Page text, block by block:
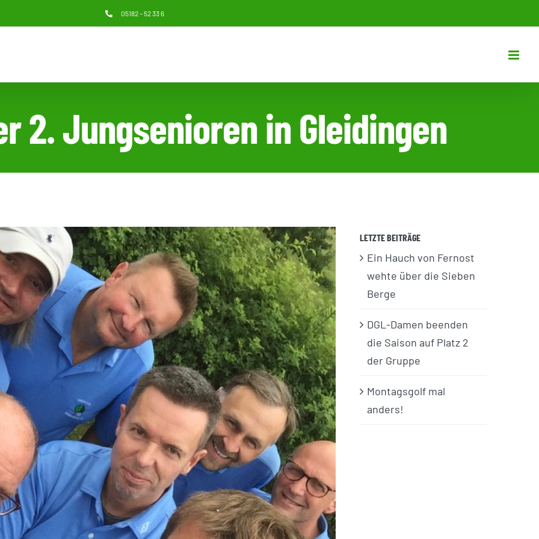
05182 – 52 33 6
2. Jungsenioren in Gleidingen
LETZTE BEITRÄGE
Ein Hauch von Fernost
wehte über die Sieben
Berge
DGL-Damen beenden
die Saison auf Platz 2
der Gruppe
Montagsgolf mal
anders!